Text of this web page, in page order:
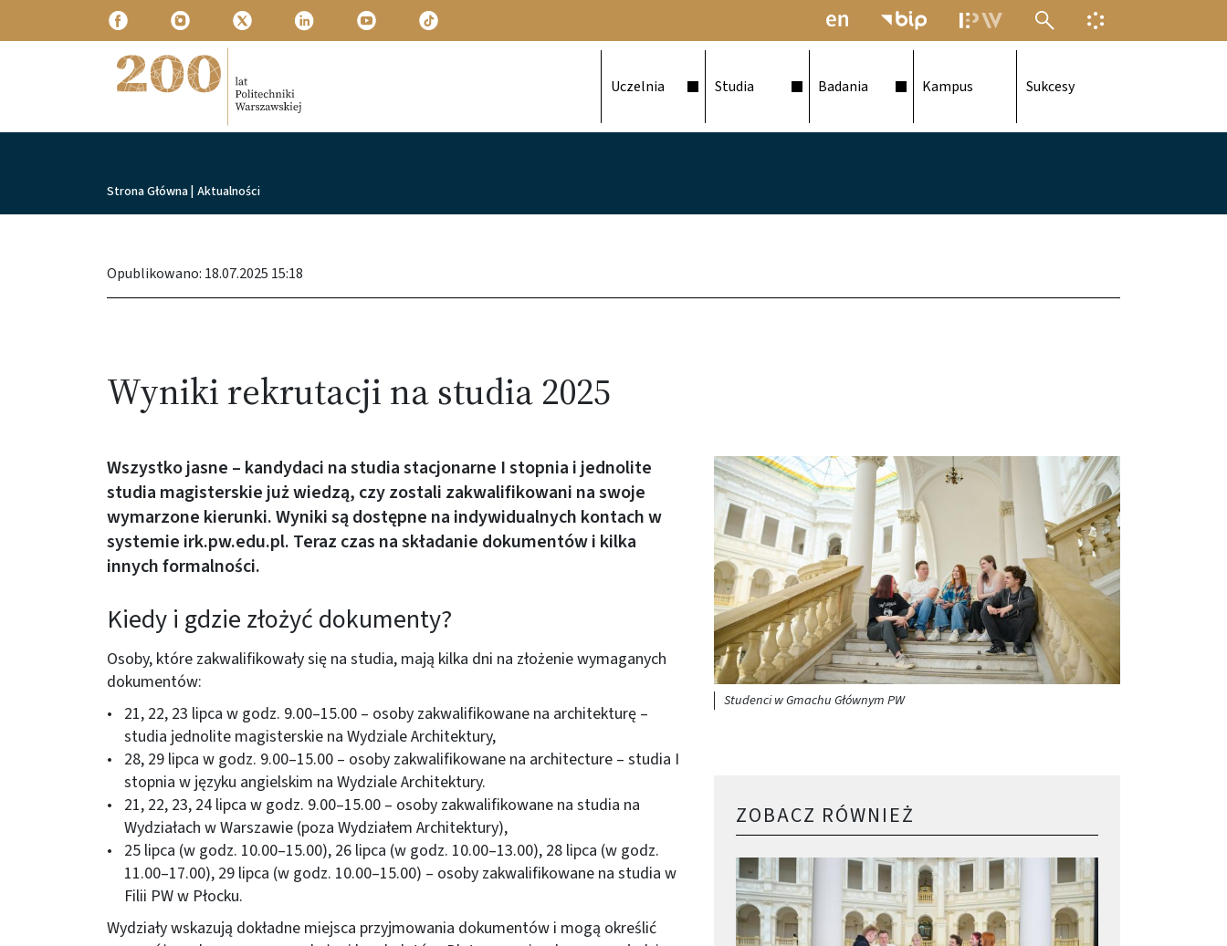
Przejdź do treści
MENU ELEKTRONICZNEJINFORMACJA O
Uczelnia Studia Badania Kampus Sukcesy
Ścieżka nawigacyjna
Strona Główna Aktualności
Opublikowano: 18.07.2025 15:18
Wyniki rekrutacji na studia 2025
Obraz (old)
Studenci w Gmachu Głównym PW
ZOBACZ RÓWNIEŻ
Wszystko jasne – kandydaci na studia stacjonarne I stopnia i jednolite
studia magisterskie już wiedzą, czy zostali zakwalifikowani na swoje
wymarzone kierunki. Wyniki są dostępne na indywidualnych kontach w
systemie irk.pw.edu.pl. Teraz czas na składanie dokumentów i kilka
innych formalności.
Kiedy i gdzie złożyć dokumenty?
Osoby, które zakwalifikowały się na studia, mają kilka dni na złożenie wymaganych
dokumentów:
21, 22, 23 lipca w godz. 9.00–15.00 – osoby zakwalifikowane na architekturę –
studia jednolite magisterskie na Wydziale Architektury,
28, 29 lipca w godz. 9.00–15.00 – osoby zakwalifikowane na architecture – studia I
stopnia w języku angielskim na Wydziale Architektury.
21, 22, 23, 24 lipca w godz. 9.00–15.00 – osoby zakwalifikowane na studia na
Wydziałach w Warszawie (poza Wydziałem Architektury),
25 lipca (w godz. 10.00–15.00), 26 lipca (w godz. 10.00–13.00), 28 lipca (w godz.
11.00–17.00), 29 lipca (w godz. 10.00–15.00) – osoby zakwalifikowane na studia w
Filii PW w Płocku.
Wydziały wskazują dokładne miejsca przyjmowania dokumentów i mogą określić